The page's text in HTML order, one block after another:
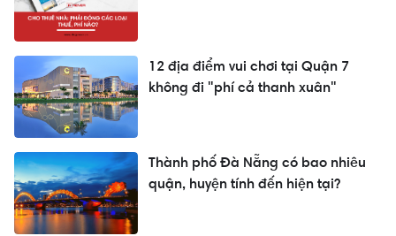
12 địa điểm vui chơi tại Quận 7
không đi "phí cả thanh xuân"
Thành phố Đà Nẵng có bao nhiêu
quận, huyện tính đến hiện tại?